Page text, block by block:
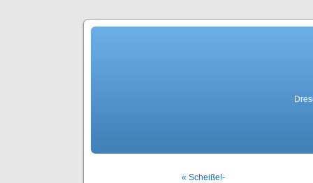
« Scheiße!-